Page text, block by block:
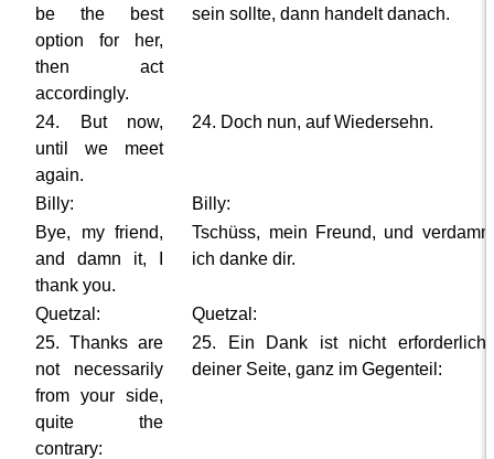
be the best
option for her,
then act
accordingly.
sein sollte, dann handelt danach.
24. But now,
until we meet
again.
24. Doch nun, auf Wiedersehn.
Billy:
Billy:
Bye, my friend,
and damn it, I
thank you.
Tschüss, mein Freund, und
ich danke dir.
Quetzal:
Quetzal:
25. Thanks are
not necessarily
from your side,
quite the
contrary:
25. Ein Dank ist nicht erforderlich
deiner Seite, ganz im Gegenteil: